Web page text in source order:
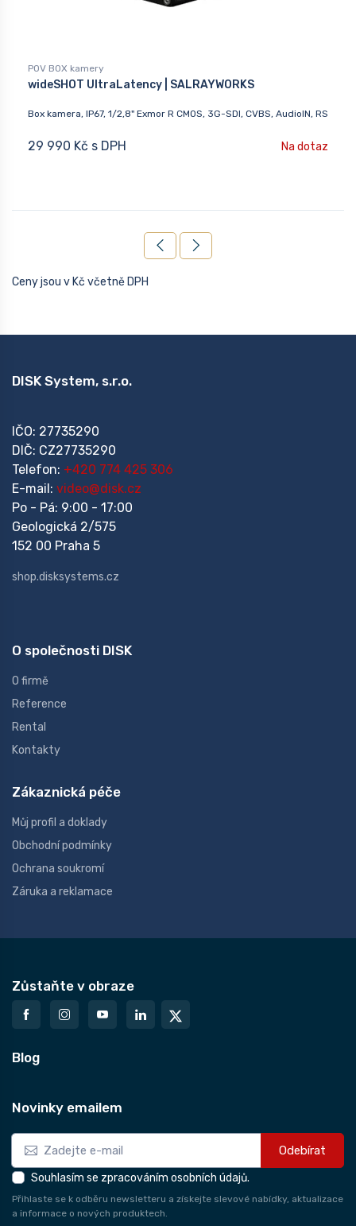
POV BOX kamery
wideSHOT UltraLatency | SALRAYWORKS
Box kamera, IP67, 1/2,8" Exmor R CMOS, 3G-SDI, CVBS, AudioIN, RS
29 990 Kč s DPH Na dotaz
Ceny jsou v Kč včetně DPH
DISK System, s.r.o.
IČO: 27735290
DIČ: CZ27735290
Telefon: +420 774 425 306
E-mail: video@disk.cz
Po - Pá: 9:00 - 17:00
Geologická 2/575
152 00 Praha 5
shop.disksystems.cz
O společnosti DISK
O firmě
Reference
Rental
Kontakty
Zákaznická péče
Můj profil a doklady
Obchodní podmínky
Ochrana soukromí
Záruka a reklamace
Zůstaňte v obraze
Blog
Novinky emailem
Odebírat
Souhlasím se zpracováním osobních údajů.
Přihlaste se k odběru newsletteru a získejte slevové nabídky, aktualizace
a informace o nových produktech.